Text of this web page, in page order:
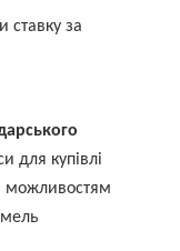
ставку за
для купівлі
можливостям